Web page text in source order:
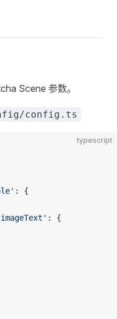
Scene 参数。
config.ts
typescript
: {
: {